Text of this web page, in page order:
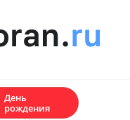
День
рождения